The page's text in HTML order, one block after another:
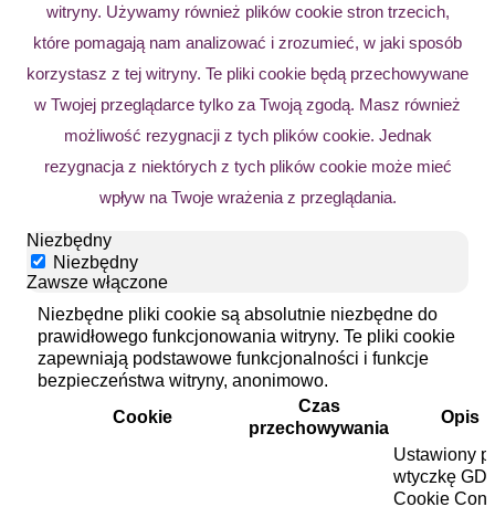
witryny. Używamy również plików cookie stron trzecich,
które pomagają nam analizować i zrozumieć, w jaki sposób
korzystasz z tej witryny. Te pliki cookie będą przechowywane
w Twojej przeglądarce tylko za Twoją zgodą. Masz również
możliwość rezygnacji z tych plików cookie. Jednak
rezygnacja z niektórych z tych plików cookie może mieć
wpływ na Twoje wrażenia z przeglądania.
Niezbędny
Niezbędny
Zawsze włączone
Niezbędne pliki cookie są absolutnie niezbędne do
prawidłowego funkcjonowania witryny. Te pliki cookie
zapewniają podstawowe funkcjonalności i funkcje
bezpieczeństwa witryny, anonimowo.
Cookie
Czas
przechowywania
Opis
Ustawiony
wtyczkę
Cookie